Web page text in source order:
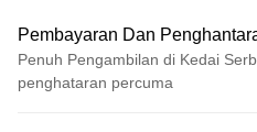
Pembayaran Dan
Penuh Pengambilan di Kedai
penghataran percuma